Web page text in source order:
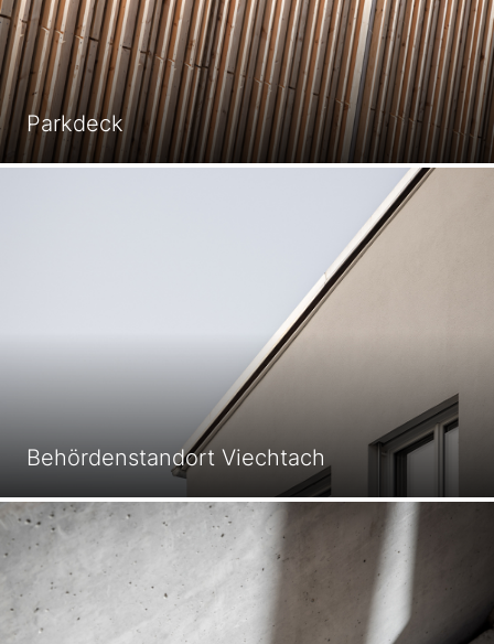
Parkdeck
Behördenstandort Viechtach